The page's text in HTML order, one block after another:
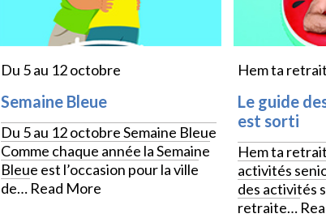
Du 5 au 12 octobre
Semaine Bleue
Du 5 au 12 octobre Semaine Bleue
Comme chaque année la Semaine
Bleue est l’occasion pour la ville
de… Read More
Hem ta
Le guide
est sorti
Hem ta
activités
des activités
retraite…